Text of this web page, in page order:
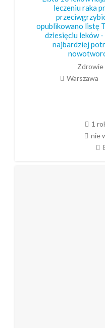
leczeniu raka
opublikowano listę
dziesięciu leków
najbardziej
Zdrowie
Warszawa
1
nie